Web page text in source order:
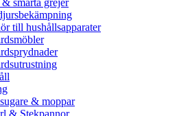
smarta grejer
till hushållsapparater
& moppar
& Stekpannor